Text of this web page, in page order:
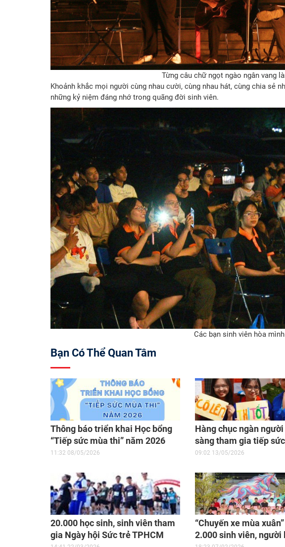
Từng câu chữ ngọt ngào ngân vang
Khoảnh khắc mọi người cùng nhau cười, cùng nhau hát, cùng chia sẻ
những kỷ niệm đáng nhớ trong quãng đời sinh viên.
Các bạn sinh viên hòa
Bạn Có Thể Quan Tâm
Thông báo triển khai Học bổng
“Tiếp sức mùa thi” năm 2026
11:32 08/05/2026
Hàng chục ngàn
sàng tham gia tiếp
2026
09:02 13/05/2026
20.000 học sinh, sinh viên tham
gia Ngày hội Sức trẻ TPHCM
“Chuyến xe mùa
2.000 sinh viên, người